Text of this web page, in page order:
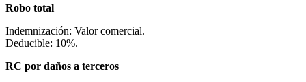
Robo total
Indemnización: Valor comercial.
Deducible: 10%.
RC por daños a terceros